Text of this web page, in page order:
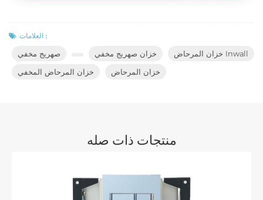
العلامات :
صهريج مخفي خزان صهريج مخفي
خزان المرحاض Inwall
خزان المرحاض المخفي
خزان المرحاض
منتجات ذات صله